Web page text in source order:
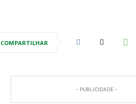
COMPARTILHAR
- PUBLICIDADE -